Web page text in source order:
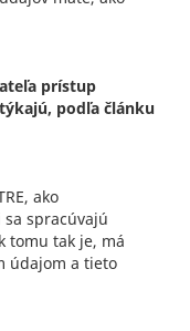
prístup
podľa článku
ako
spracúvajú
tomu tak je, má
údajom a tieto